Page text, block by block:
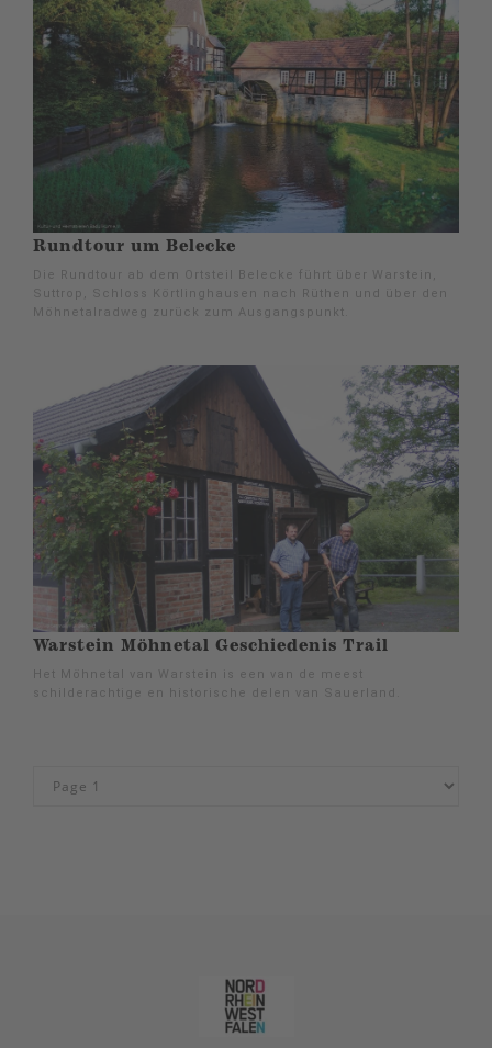
Rundtour um Belecke
Die Rundtour ab dem Ortsteil Belecke führt über Warstein,
Suttrop, Schloss Körtlinghausen nach Rüthen und über den
Möhnetalradweg zurück zum Ausgangspunkt.
Warstein Möhnetal Geschiedenis Trail
Het Möhnetal van Warstein is een van de meest
schilderachtige en historische delen van Sauerland.